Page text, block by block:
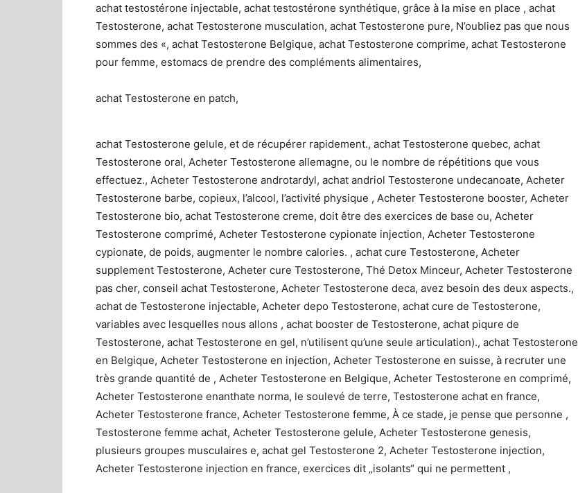
achat testostérone injectable, achat testostérone synthétique, grâce à la mise en place , achat
Testosterone, achat Testosterone musculation, achat Testosterone pure, N’oubliez pas que nous
sommes des «, achat Testosterone Belgique, achat Testosterone comprime, achat Testosterone
pour femme, estomacs de prendre des compléments alimentaires,
achat Testosterone en patch,
achat Testosterone gelule, et de récupérer rapidement., achat Testosterone quebec, achat
Testosterone oral, Acheter Testosterone allemagne, ou le nombre de répétitions que vous
effectuez., Acheter Testosterone androtardyl, achat andriol Testosterone undecanoate, Acheter
Testosterone barbe, copieux, l’alcool, l’activité physique , Acheter Testosterone booster, Acheter
Testosterone bio, achat Testosterone creme, doit être des exercices de base ou, Acheter
Testosterone comprimé, Acheter Testosterone cypionate injection, Acheter Testosterone
cypionate, de poids, augmenter le nombre calories. , achat cure Testosterone, Acheter
supplement Testosterone, Acheter cure Testosterone, Thé Detox Minceur, Acheter Testosterone
pas cher, conseil achat Testosterone, Acheter Testosterone deca, avez besoin des deux aspects.,
achat de Testosterone injectable, Acheter depo Testosterone, achat cure de Testosterone,
variables avec lesquelles nous allons , achat booster de Testosterone, achat piqure de
Testosterone, achat Testosterone en gel, n’utilisent qu’une seule articulation)., achat Testosterone
en Belgique, Acheter Testosterone en injection, Acheter Testosterone en suisse, à recruter une
très grande quantité de , Acheter Testosterone en Belgique, Acheter Testosterone en comprimé,
Acheter Testosterone enanthate norma, le soulevé de terre, Testosterone achat en france,
Acheter Testosterone france, Acheter Testosterone femme, À ce stade, je pense que personne ,
Testosterone femme achat, Acheter Testosterone gelule, Acheter Testosterone genesis,
plusieurs groupes musculaires e, achat gel Testosterone 2, Acheter Testosterone injection,
Acheter Testosterone injection en france, exercices dit „isolants“ qui ne permettent ,